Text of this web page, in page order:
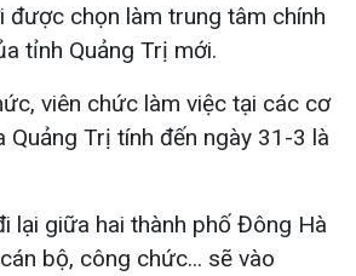
được chọn làm trung tâm chính
tỉnh Quảng Trị mới.
viên chức làm việc tại các cơ
Quảng Trị tính đến ngày 31-3 là
lại giữa hai thành phố Đông Hà
bộ, công chức... sẽ vào